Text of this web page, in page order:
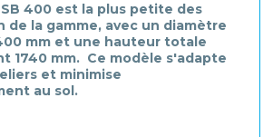
400 est la plus petite des
de la gamme, avec un diamètre
mm et une hauteur totale
1740 mm. Ce modèle s'adapte
et minimise
au sol.